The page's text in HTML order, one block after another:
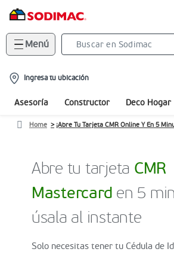
Menú
location-
icon
Ingresa tu ubicación
Asesoría Constructor Deco Hogar
Home ¡Abre Tu Tarjeta CMR Online Y En 5
Abre tu tarjeta CMR
Mastercard en 5
úsala al instante
Solo necesitas tener tu Cédula de